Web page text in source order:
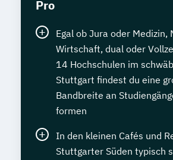
Pro
Egal ob Jura oder Medizin,
Wirtschaft, dual oder
14 Hochschulen im
Stuttgart findest du eine
Bandbreite an
formen
In den kleinen Cafés und
Stuttgarter Süden typisch